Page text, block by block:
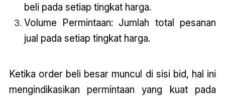
beli pada setiap tingkat harga.
Volume Permintaan: Jumlah total pesanan
jual pada setiap tingkat harga.
Ketika order beli besar muncul di sisi bid, hal ini
mengindikasikan permintaan yang kuat pada